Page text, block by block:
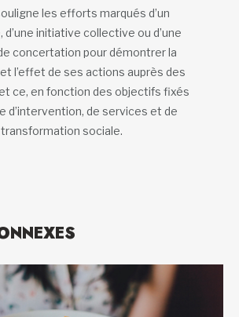
les efforts marqués d’un
d’une initiative collective ou d’une
concertation pour démontrer la
l’effet de ses actions auprès des
ce, en fonction des objectifs fixés
d’intervention, de services et de
transformation sociale.